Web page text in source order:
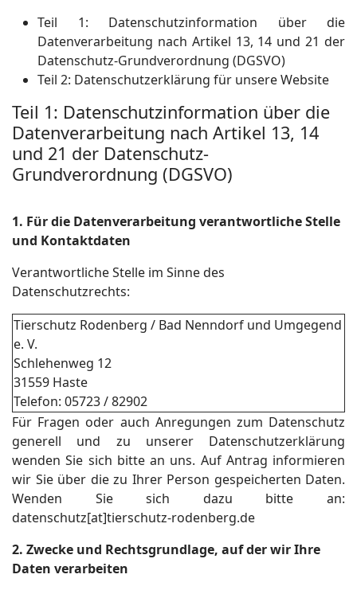
Teil
1: Datenschutzinformation über die
Datenverarbeitung nach Artikel 13, 14 und 21 der
Datenschutz-Grundverordnung (DGSVO)
Teil 2: Datenschutzerklärung für unsere Website
Teil 1: Datenschutzinformation über die
Datenverarbeitung nach Artikel 13, 14
und 21 der Datenschutz-
Grundverordnung (DGSVO)
1. Für die Datenverarbeitung verantwortliche Stelle
und Kontaktdaten
Verantwortliche Stelle im Sinne des
Datenschutzrechts:
Tierschutz Rodenberg / Bad Nenndorf und Umgegend
e. V.
Schlehenweg 12
31559 Haste
Telefon: 05723 / 82902
Für Fragen oder auch Anregungen zum Datenschutz
generell und zu unserer Datenschutzerklärung
wenden Sie sich bitte an uns. Auf Antrag informieren
wir Sie über die zu Ihrer Person gespeicherten Daten.
Wenden Sie sich dazu bitte an:
datenschutz[at]tierschutz-rodenberg.de
2. Zwecke und Rechtsgrundlage, auf der wir Ihre
Daten verarbeiten